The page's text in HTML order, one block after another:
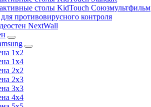
столы KidTouch Союзмультфильм
противовирусного контроля
NextWall
1x2
1x4
2x2
2х3
3x3
4x4